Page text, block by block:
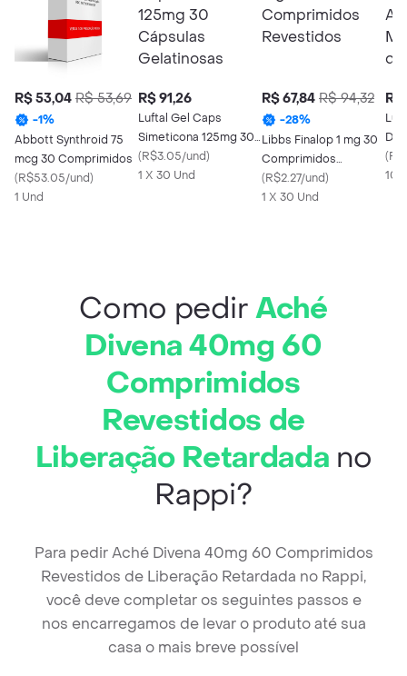
R$ 53,04 R$ 53,69
-1%
Abbott Synthroid 75
mcg 30 Comprimidos
(R$53.05/und)
1 Und
R$ 91,26
Luftal Gel Caps
Simeticona 125mg 30
Cápsulas Gelatinosas
(R$3.05/und)
1 X 30 Und
R$ 67,84 R$ 94,32
-28%
Libbs Finalop 1 mg 30
Comprimidos
Revestidos
(R$2.27/und)
1 X 30 Und
R$
(
10
Como pedirAché
Divena 40mg 60
Comprimidos
Revestidos de
Liberação Retardada no
Rappi?
Para pedir Aché Divena 40mg 60 Comprimidos
Revestidos de Liberação Retardada no Rappi,
você deve completar os seguintes passos e
nos encarregamos de levar o produto até sua
casa o mais breve possível